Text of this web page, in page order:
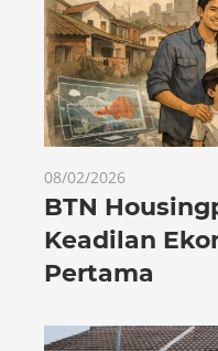
08/02/2026
BTN
Keadilan
Pertama